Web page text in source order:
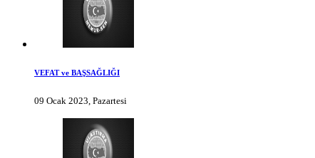
VEFAT ve BAŞSAĞLIĞI
09 Ocak 2023, Pazartesi